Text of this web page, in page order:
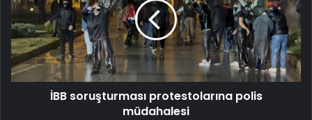
polis
müdahalesi
İBB soruşturması protestolarına polis
müdahalesi